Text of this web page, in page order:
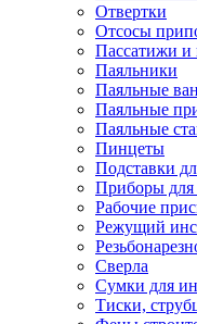
Отвертки
Отсосы
Пассатижи и
Паяльники
Паяльные
Паяльные
Паяльные
Пинцеты
Подставки
Приборы
Рабочие
Режущий
Сверла
Сумки для
Тиски,